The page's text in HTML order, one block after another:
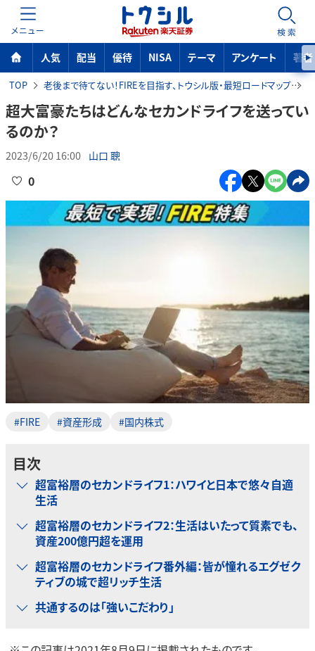
MENU 検索
人気 配当 優待 NISA テーマ アンケート 著者
TOP 老後まで待てない！FIREを目指す、トウシル版・最短ロードマップ
超大富豪たちはどんなセカンドライフを送ってい
るのか？
2023/6/20 16:00 山口 聰
0
#FIRE #資産形成 #国内株式
目次
超富裕層のセカンドライフ1：ハワイと日本で悠々自適
生活
超富裕層のセカンドライフ2：生活はいたって質素でも、
資産200億円超を運用
超富裕層のセカンドライフ番外編：皆が憧れるエグゼク
ティブの城で超リッチ生活
共通するのは「強いこだわり」